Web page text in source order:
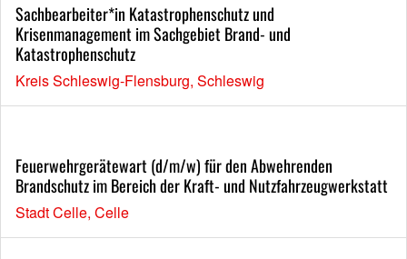
Sachbearbeiter*in Katastrophenschutz und
Krisenmanagement im Sachgebiet Brand- und
Katastrophenschutz
Kreis Schleswig-Flensburg, Schleswig
Feuerwehrgerätewart (d/m/w) für den Abwehrenden
Brandschutz im Bereich der Kraft- und Nutzfahrzeugwerkstatt
Stadt Celle, Celle